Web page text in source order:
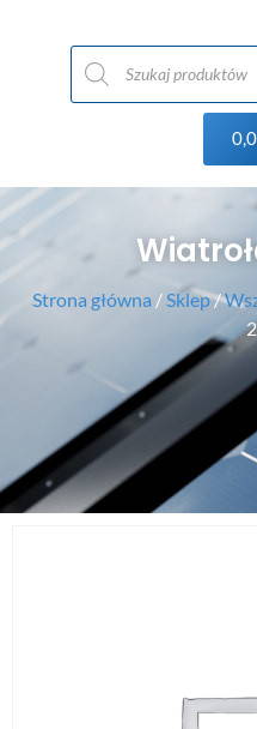
Strona główna / Sklep/